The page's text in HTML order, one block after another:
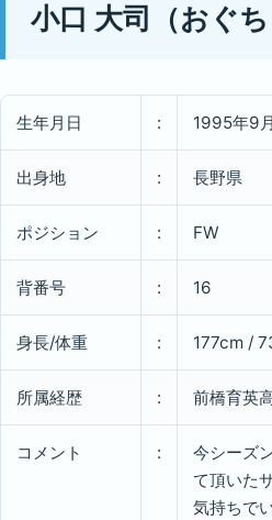
小口 大司（おぐ
生年月日 : 1995年9
出身地 : 長野県
ポジション : FW
背番号 : 16
身長/体重 : 177cm /
所属経歴 : 前橋育英
コメント :
今シーズ
て頂いた
気持ちで